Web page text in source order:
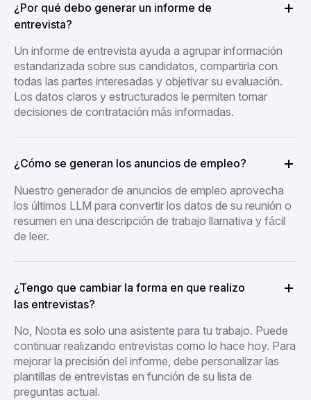
¿Por qué debo generar un informe de
entrevista?
Un informe de entrevista ayuda a agrupar información
estandarizada sobre sus candidatos, compartirla con
todas las partes interesadas y objetivar su evaluación.
Los datos claros y estructurados le permiten tomar
decisiones de contratación más informadas.
¿Cómo se generan los anuncios de empleo?
Nuestro generador de anuncios de empleo aprovecha
los últimos LLM para convertir los datos de su reunión o
resumen en una descripción de trabajo llamativa y fácil
de leer.
¿Tengo que cambiar la forma en que realizo
las entrevistas?
No, Noota es solo una asistente para tu trabajo. Puede
continuar realizando entrevistas como lo hace hoy. Para
mejorar la precisión del informe, debe personalizar las
plantillas de entrevistas en función de su lista de
preguntas actual.